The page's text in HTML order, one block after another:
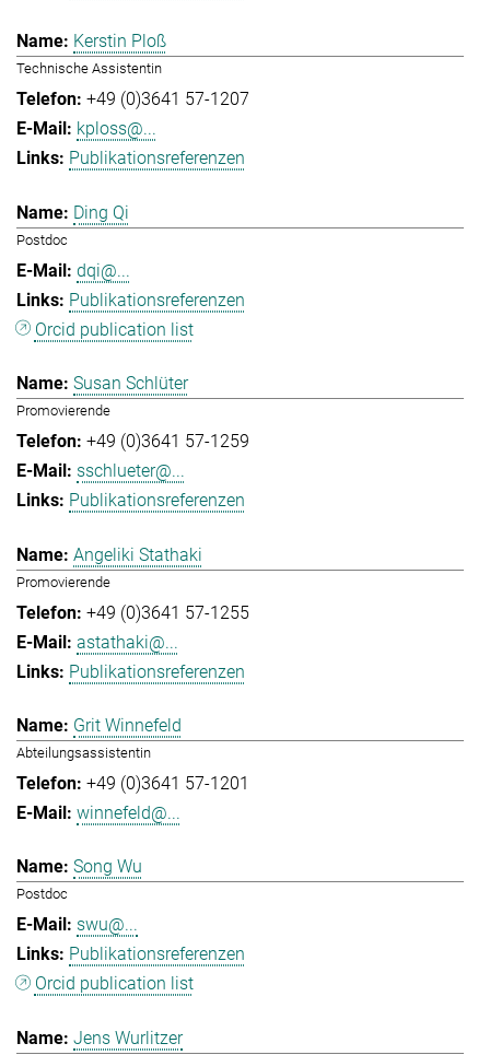
Kerstin Ploß
Technische Assistentin
+49 (0)3641 57-1207
kploss@...
Publikationsreferenzen
Ding Qi
Postdoc
dqi@...
Publikationsreferenzen
Orcid publication list
Susan Schlüter
Promovierende
+49 (0)3641 57-1259
sschlueter@...
Publikationsreferenzen
Angeliki Stathaki
Promovierende
+49 (0)3641 57-1255
astathaki@...
Publikationsreferenzen
Grit Winnefeld
Abteilungsassistentin
+49 (0)3641 57-1201
winnefeld@...
Song Wu
Postdoc
swu@...
Publikationsreferenzen
Orcid publication list
Jens Wurlitzer